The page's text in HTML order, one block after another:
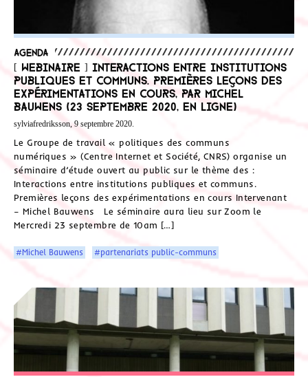
Agenda
[ Webinaire ] Interactions entre institutions
publiques et communs. Premières leçons des
expérimentations en cours, par Michel
Bauwens (23 septembre 2020, en ligne)
sylviafredriksson, 9 septembre 2020.
Le Groupe de travail « politiques des communs
numériques » (Centre Internet et Société, CNRS) organise un
séminaire d’étude ouvert au public sur le thème des :
Interactions entre institutions publiques et communs.
Premières leçons des expérimentations en cours Intervenant
– Michel Bauwens Le séminaire aura lieu sur Zoom le
Mercredi 23 septembre de 10am […]
#Michel Bauwens #partenariats public-communs